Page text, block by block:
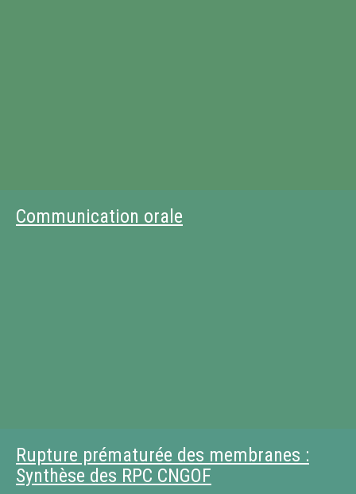
Communication orale
Rupture prématurée des membranes :
Synthèse des RPC CNGOF